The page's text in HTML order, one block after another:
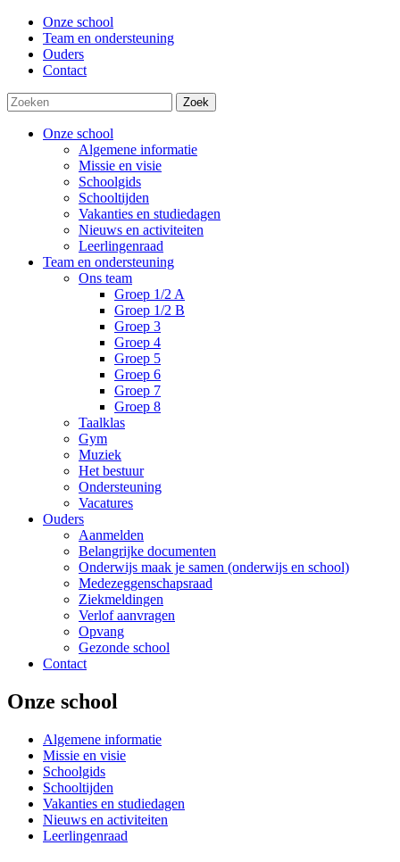
Onze school
Team en ondersteuning
Ouders
Contact
Zoek
Onze school
Algemene informatie
Missie en visie
Schoolgids
Schooltijden
Vakanties en studiedagen
Nieuws en activiteiten
Leerlingenraad
Team en ondersteuning
Ons team
Groep 1/2 A
Groep 1/2 B
Groep 3
Groep 4
Groep 5
Groep 6
Groep 7
Groep 8
Taalklas
Gym
Muziek
Het bestuur
Ondersteuning
Vacatures
Ouders
Aanmelden
Belangrijke documenten
Onderwijs maak je samen (onderwijs en school)
Medezeggenschapsraad
Ziekmeldingen
Verlof aanvragen
Opvang
Gezonde school
Contact
Onze school
Algemene informatie
Missie en visie
Schoolgids
Schooltijden
Vakanties en studiedagen
Nieuws en activiteiten
Leerlingenraad